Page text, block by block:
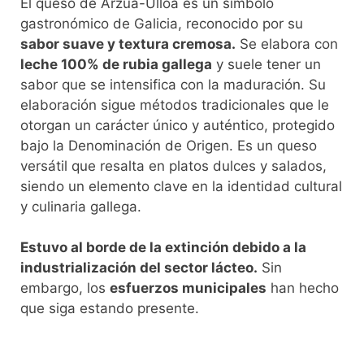
gastronómico de Galicia, reconocido por su
sabor suave y textura cremosa. Se elabora con
leche 100% de rubia gallega y suele tener un
sabor que se intensifica con la maduración. Su
elaboración sigue métodos tradicionales que le
otorgan un carácter único y auténtico, protegido
bajo la Denominación de Origen. Es un queso
versátil que resalta en platos dulces y salados,
siendo un elemento clave en la identidad cultural
y culinaria gallega.
Estuvo al borde de la extinción debido a la
industrialización del sector lácteo. Sin
embargo, los esfuerzos municipales han hecho
que siga estando presente.